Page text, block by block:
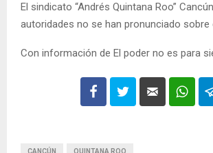
El sindicato “Andrés Quintana Roo”
autoridades no se han pronunciado sobre
Con información de El poder no es para
CANCÚN QUINTANA ROO